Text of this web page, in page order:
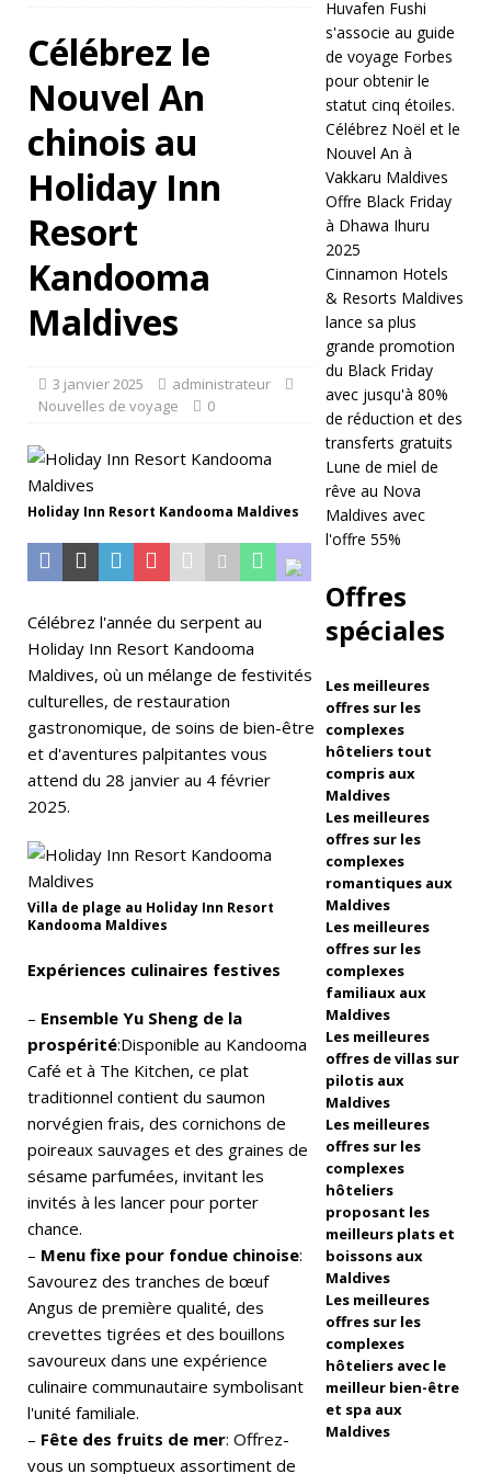
v
s
ui
d
a
Célébrez le
Nouvel An
chinois au
Holiday Inn
Resort
Kandooma
Maldives
3 janvier 2025
administrateur
Nouvelles de voyage
0
Holiday Inn Resort Kandooma Maldives
Célébrez l'année du serpent au
Holiday Inn Resort Kandooma
Maldives, où un mélange de festivités
culturelles, de restauration
gastronomique, de soins de bien-être
et d'aventures palpitantes vous
attend du 28 janvier au 4 février
2025.
Villa de plage au Holiday Inn Resort
Kandooma Maldives
Expériences culinaires festives
– Ensemble Yu Sheng de la
prospérité:Disponible au Kandooma
Café et à The Kitchen, ce plat
traditionnel contient du saumon
norvégien frais, des cornichons de
poireaux sauvages et des graines de
sésame parfumées, invitant les
invités à les lancer pour porter
chance.
– Menu fixe pour fondue chinoise:
Savourez des tranches de bœuf
Angus de première qualité, des
crevettes tigrées et des bouillons
savoureux dans une expérience
culinaire communautaire symbolisant
l'unité familiale.
– Fête des fruits de mer: Offrez-
vous un somptueux assortiment de
Huvafen Fushi
s'associe au guide
de voyage Forbes
pour obtenir le
statut cinq étoiles.
Célébrez Noël et le
Nouvel An à
Vakkaru Maldives
Offre Black Friday
à Dhawa Ihuru
2025
Cinnamon Hotels
& Resorts Maldives
lance sa plus
grande promotion
du Black Friday
avec jusqu'à 80%
de réduction et des
transferts gratuits
Lune de miel de
rêve au Nova
Maldives avec
l'offre 55%
Offres
spéciales
Les meilleures
offres sur les
complexes
hôteliers tout
compris aux
Maldives
Les meilleures
offres sur les
complexes
romantiques aux
Maldives
Les meilleures
offres sur les
complexes
familiaux aux
Maldives
Les meilleures
offres de villas sur
pilotis aux
Maldives
Les meilleures
offres sur les
complexes
hôteliers
proposant les
meilleurs plats et
boissons aux
Maldives
Les meilleures
offres sur les
complexes
hôteliers avec le
meilleur bien-être
et spa aux
Maldives